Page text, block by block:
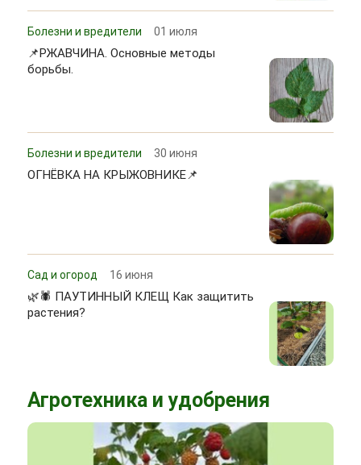
Болезни и вредители 01 июля
📌РЖАВЧИНА. Основные методы
борьбы.
Болезни и вредители 30 июня
ОГНЁВКА НА КРЫЖОВНИКЕ📌
Сад и огород 16 июня
🌿🕷 ПАУТИННЫЙ КЛЕЩ Как защитить
растения?
Агротехника и удобрения